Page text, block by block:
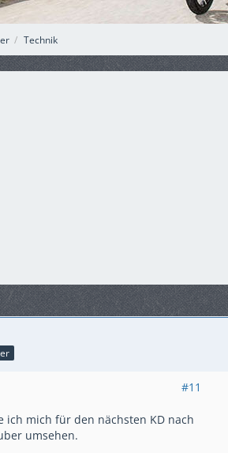
Technik
#11
ich mich für den nächsten KD nach
umsehen.